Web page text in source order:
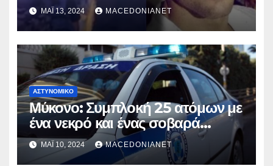
ΜΆΙ 13, 2024 MACEDONIANET
ΑΣΤΥΝΟΜΙΚΌ
Μύκονο: Συμπλοκή 25 ατόμων με
ένα νεκρό και ένας σοβαρά
τραυματία
ΜΆΙ 10, 2024 MACEDONIANET